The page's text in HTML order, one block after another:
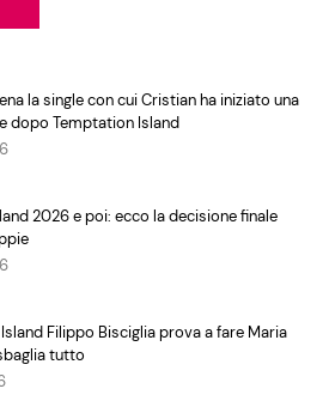
la single con cui Cristian ha iniziato una
dopo Temptation Island
2026 e poi: ecco la decisione finale
Filippo Bisciglia prova a fare Maria
tutto